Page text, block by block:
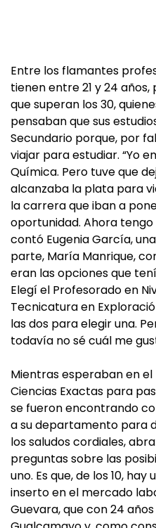
Entre los flamantes
tienen entre 21 y 24
que superan los 30,
pensaban que sus
Secundario porque, por
viajar para estudiar. “Yo
Química. Pero tuve que
alcanzaba la plata para
la carrera que iban a
oportunidad. Ahora
contó Eugenia García,
parte, María Manrique,
eran las opciones que
Elegí el Profesorado en
Tecnicatura en
las dos para elegir una.
todavía no sé cuál me
Mientras esperaban en
Ciencias Exactas para
se fueron encontrando
a su departamento para
los saludos cordiales,
preguntas sobre las
uno. Es que, de los 10,
inserto en el mercado
Guevara, que con 24